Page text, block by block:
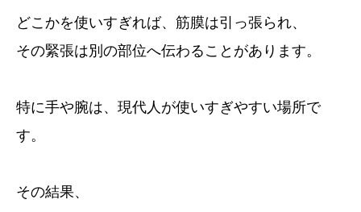
どこかを使いすぎれば、筋膜は引っ張られ、
その緊張は別の部位へ伝わることがあります。
特に手や腕は、現代人が使いすぎやすい場所で
す。
その結果、